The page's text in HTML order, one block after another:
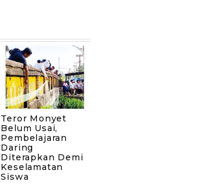
Teror Monyet
Belum Usai,
Pembelajaran
Daring
Diterapkan Demi
Keselamatan
Siswa